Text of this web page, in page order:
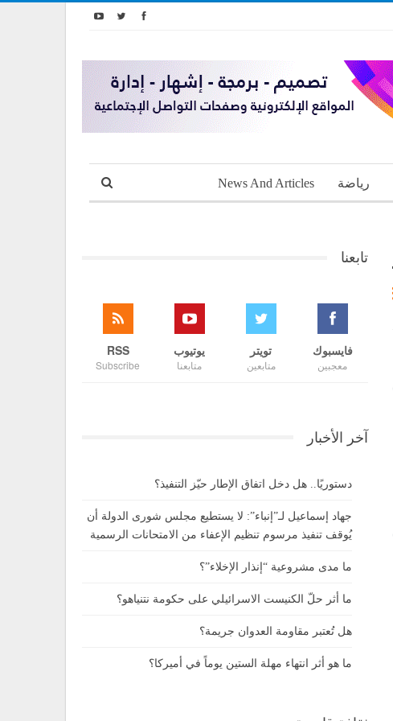
رياضة News And Articles
تابعنا
فايسبوك
معجبين
تويتر
متابعين
يوتيوب
متابعنا
RSS
Subscribe
آخر الأخبار
دستوريًا.. هل دخل اتفاق الإطار حيّز التنفيذ؟
جهاد إسماعيل لـ”إنباء”: لا يستطيع مجلس شورى الدولة أن
يُوقف تنفيذ مرسوم تنظيم الإعفاء من الامتحانات الرسمية
ما مدى مشروعية “إنذار الإخلاء”؟
ما أثر حلّ الكنيست الاسرائيلي على حكومة نتنياهو؟
هل تُعتبر مقاومة العدوان جريمة؟
ما هو أثر انتهاء مهلة الستين يوماً في أميركا؟